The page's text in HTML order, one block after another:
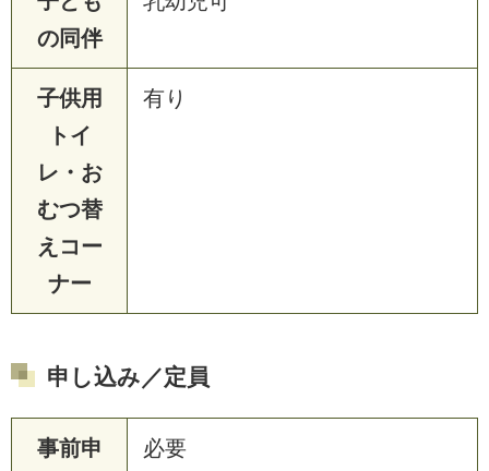
の同伴
子供用
トイ
レ・お
むつ替
えコー
ナー
有り
申し込み／定員
事前申
必要